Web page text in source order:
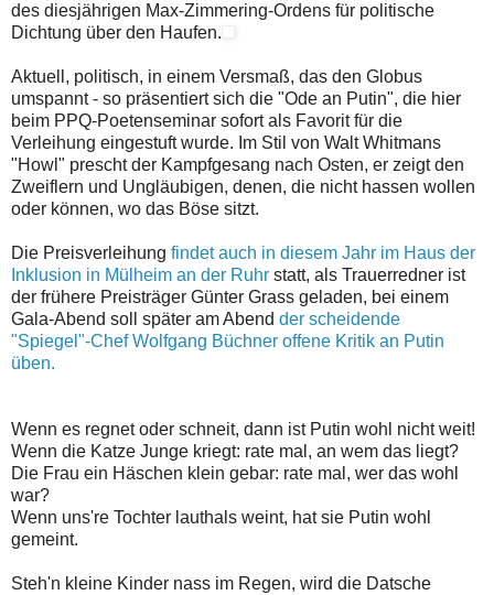
des diesjährigen Max-Zimmering-Ordens für politische
Dichtung über den Haufen.
Aktuell, politisch, in einem Versmaß, das den Globus
umspannt - so präsentiert sich die "Ode an Putin", die hier
beim PPQ-Poetenseminar sofort als Favorit für die
Verleihung eingestuft wurde. Im Stil von Walt Whitmans
"Howl" prescht der Kampfgesang nach Osten, er zeigt den
Zweiflern und Ungläubigen, denen, die nicht hassen wollen
oder können, wo das Böse sitzt.
Die Preisverleihung findet auch in diesem Jahr im Haus der
Inklusion in Mülheim an der Ruhr statt, als Trauerredner ist
der frühere Preisträger Günter Grass geladen, bei einem
Gala-Abend soll später am Abend der scheidende
"Spiegel"-Chef Wolfgang Büchner offene Kritik an Putin
üben.
Wenn es regnet oder schneit, dann ist Putin wohl nicht weit!
Wenn die Katze Junge kriegt: rate mal, an wem das liegt?
Die Frau ein Häschen klein gebar: rate mal, wer das wohl
war?
Wenn uns're Tochter lauthals weint, hat sie Putin wohl
gemeint.
Steh'n kleine Kinder nass im Regen, wird die Datsche